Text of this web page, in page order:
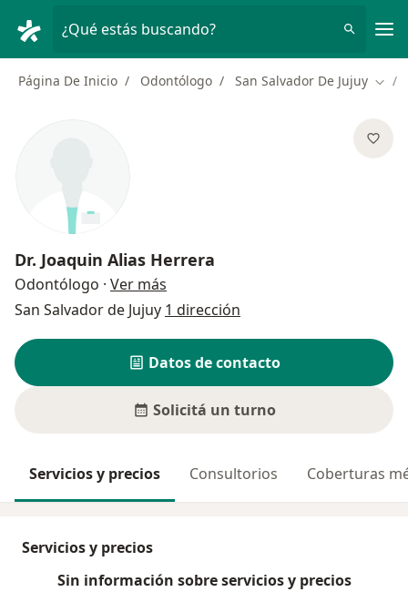
¿Qué estás buscando?
Página De Inicio Odontólogo San Salvador De Jujuy
Dr. Joaquin Alias Herrera
Odontólogo · Ver más
San Salvador de Jujuy 1 dirección
Datos de contacto
Solicitá un turno
Servicios y precios Consultorios Coberturas
Servicios y precios
Sin información sobre servicios y precios